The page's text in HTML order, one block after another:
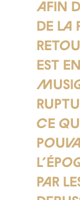
afin
de la
est
ce
par